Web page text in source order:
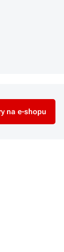
na e-shopu